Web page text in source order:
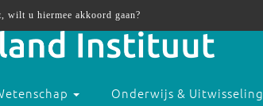
Onderwijs & Uitwisseling
wilt u hiermee akkoord gaan?